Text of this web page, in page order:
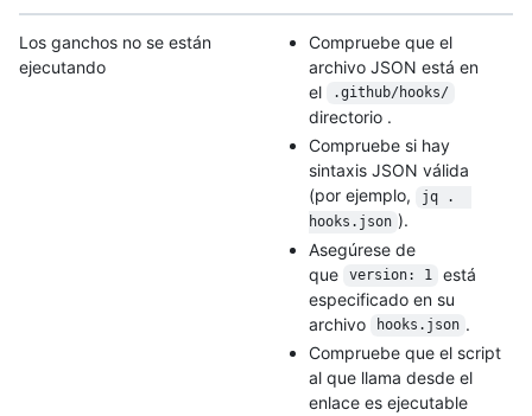
Los ganchos no se están
ejecutando
Compruebe que el
archivo JSON está en
el
.github/hooks/
directorio .
Compruebe si hay
sintaxis JSON válida
(por ejemplo,
jq .
hooks.json ).
Asegúrese de
que
version: 1
está
especificado en su
archivo
hooks.json .
Compruebe que el script
al que llama desde el
enlace es ejecutable